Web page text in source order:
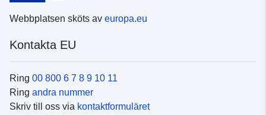
Webbplatsen sköts av europa.eu
Kontakta EU
Ring 00 800 6 7 8 9 10 11
Ring andra nummer
Skriv till oss via kontaktformuläret